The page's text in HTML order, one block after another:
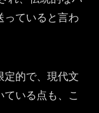
っていると言わ
定的で、現代文
ている点も、こ